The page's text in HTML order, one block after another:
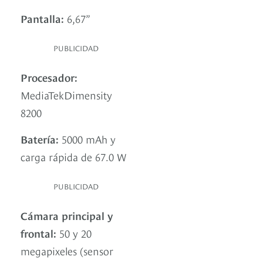
Pantalla: 6,67”
PUBLICIDAD
Procesador:
MediaTekDimensity
8200
Batería: 5000 mAh y
carga rápida de 67.0 W
PUBLICIDAD
Cámara principal y
frontal: 50 y 20
megapixeles (sensor